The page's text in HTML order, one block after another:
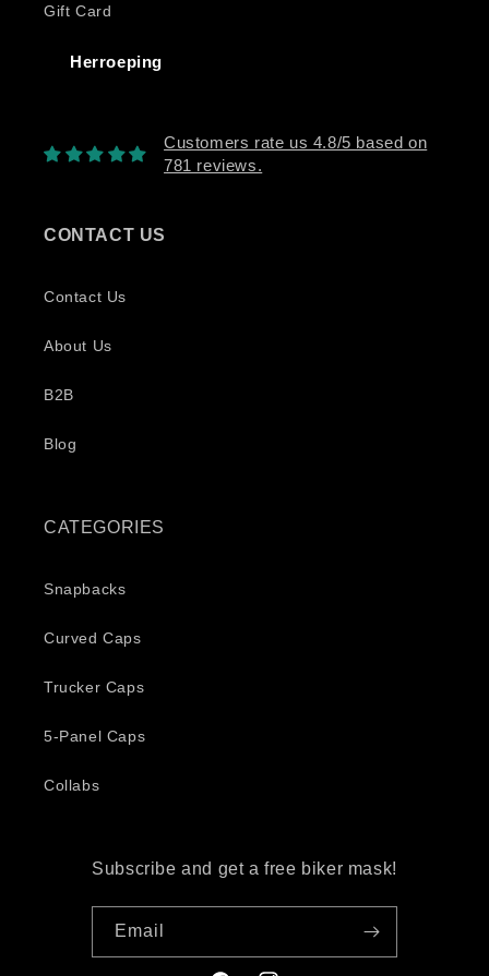
Gift Card
Herroeping
Customers rate us 4.8/5 based on
781 reviews.
CONTACT US
Contact Us
About Us
B2B
Blog
CATEGORIES
Snapbacks
Curved Caps
Trucker Caps
5-Panel Caps
Collabs
Subscribe and get a free biker mask!
Email